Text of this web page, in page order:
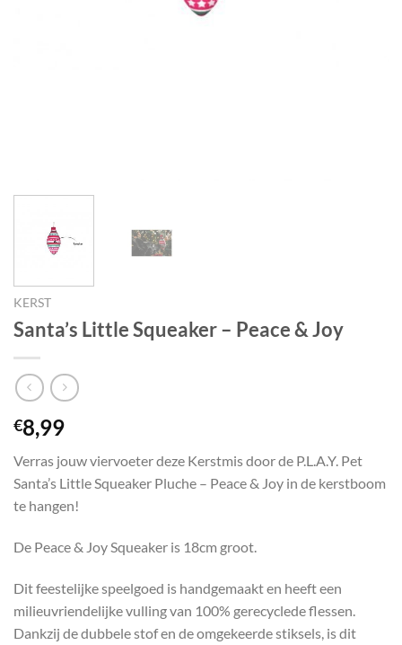
KERST
Santa’s Little Squeaker – Peace & Joy
€8,99
Verras jouw viervoeter deze Kerstmis door de P.L.A.Y. Pet
Santa’s Little Squeaker Pluche – Peace & Joy in de kerstboom
te hangen!
De Peace & Joy Squeaker is 18cm groot.
Dit feestelijke speelgoed is handgemaakt en heeft een
milieuvriendelijke vulling van 100% gerecyclede flessen.
Dankzij de dubbele stof en de omgekeerde stiksels, is dit